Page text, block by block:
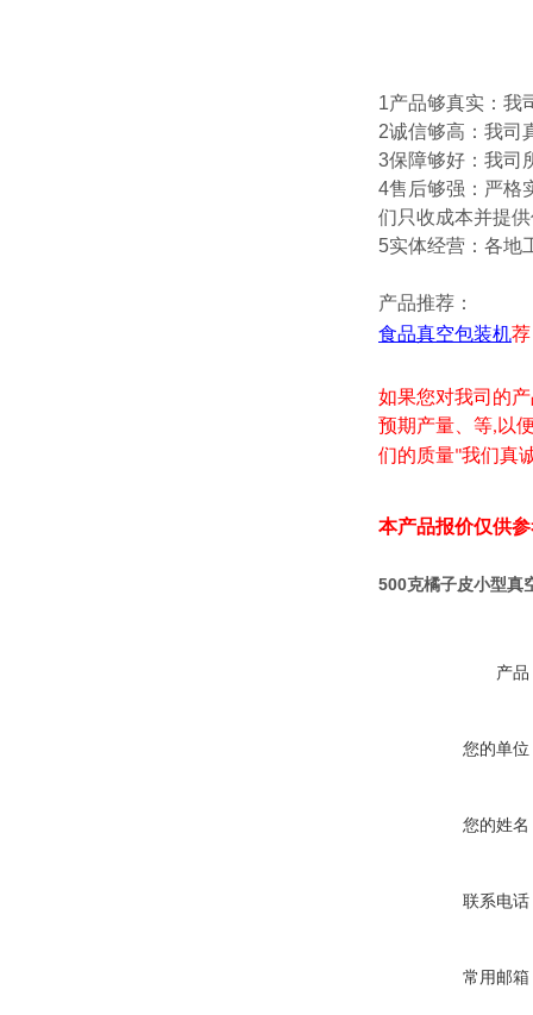
1产品够真实：我
2诚信够高：我司
3保障够好：我司
4售后够强：严格
们只收成本并提
5实体经营：各地
产品推荐：
食品真空包装机荐
如果您对我司的
预期产量、等, 以
们的质量"我们真
本产品报价仅供
500克橘子皮小型真
产品
您的单位
您的姓名
联系电话
常用邮箱